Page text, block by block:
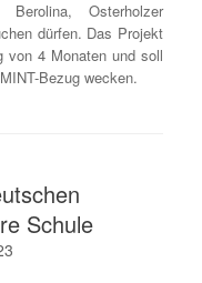
Berolina, Osterholzer
dürfen. Das Projekt
von 4 Monaten und soll
Bezug wecken.
Schule